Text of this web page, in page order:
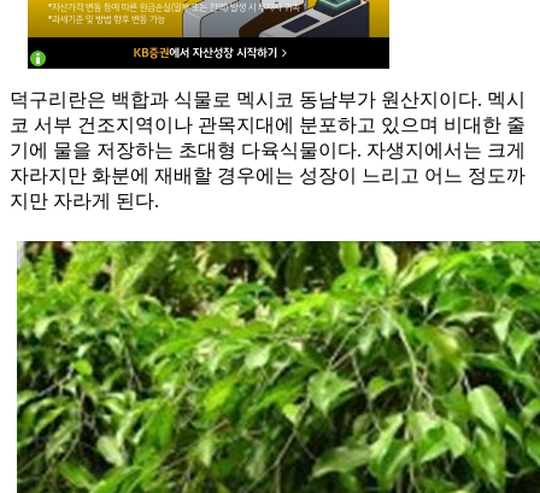
덕구리란은 백합과 식물로 멕시코 동남부가 원산지이다. 멕시
코 서부 건조지역이나 관목지대에 분포하고 있으며 비대한 줄
기에 물을 저장하는 초대형 다육식물이다. 자생지에서는 크게
자라지만 화분에 재배할 경우에는 성장이 느리고 어느 정도까
지만 자라게 된다.